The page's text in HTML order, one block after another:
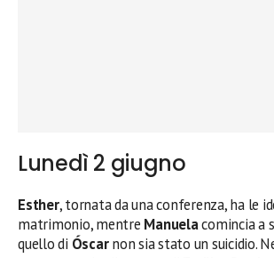
Lunedì 2 giugno
Esther, tornata da una conferenza, ha le
matrimonio, mentre Manuelacomincia a
quello di Óscarnon sia stato un suicidio.